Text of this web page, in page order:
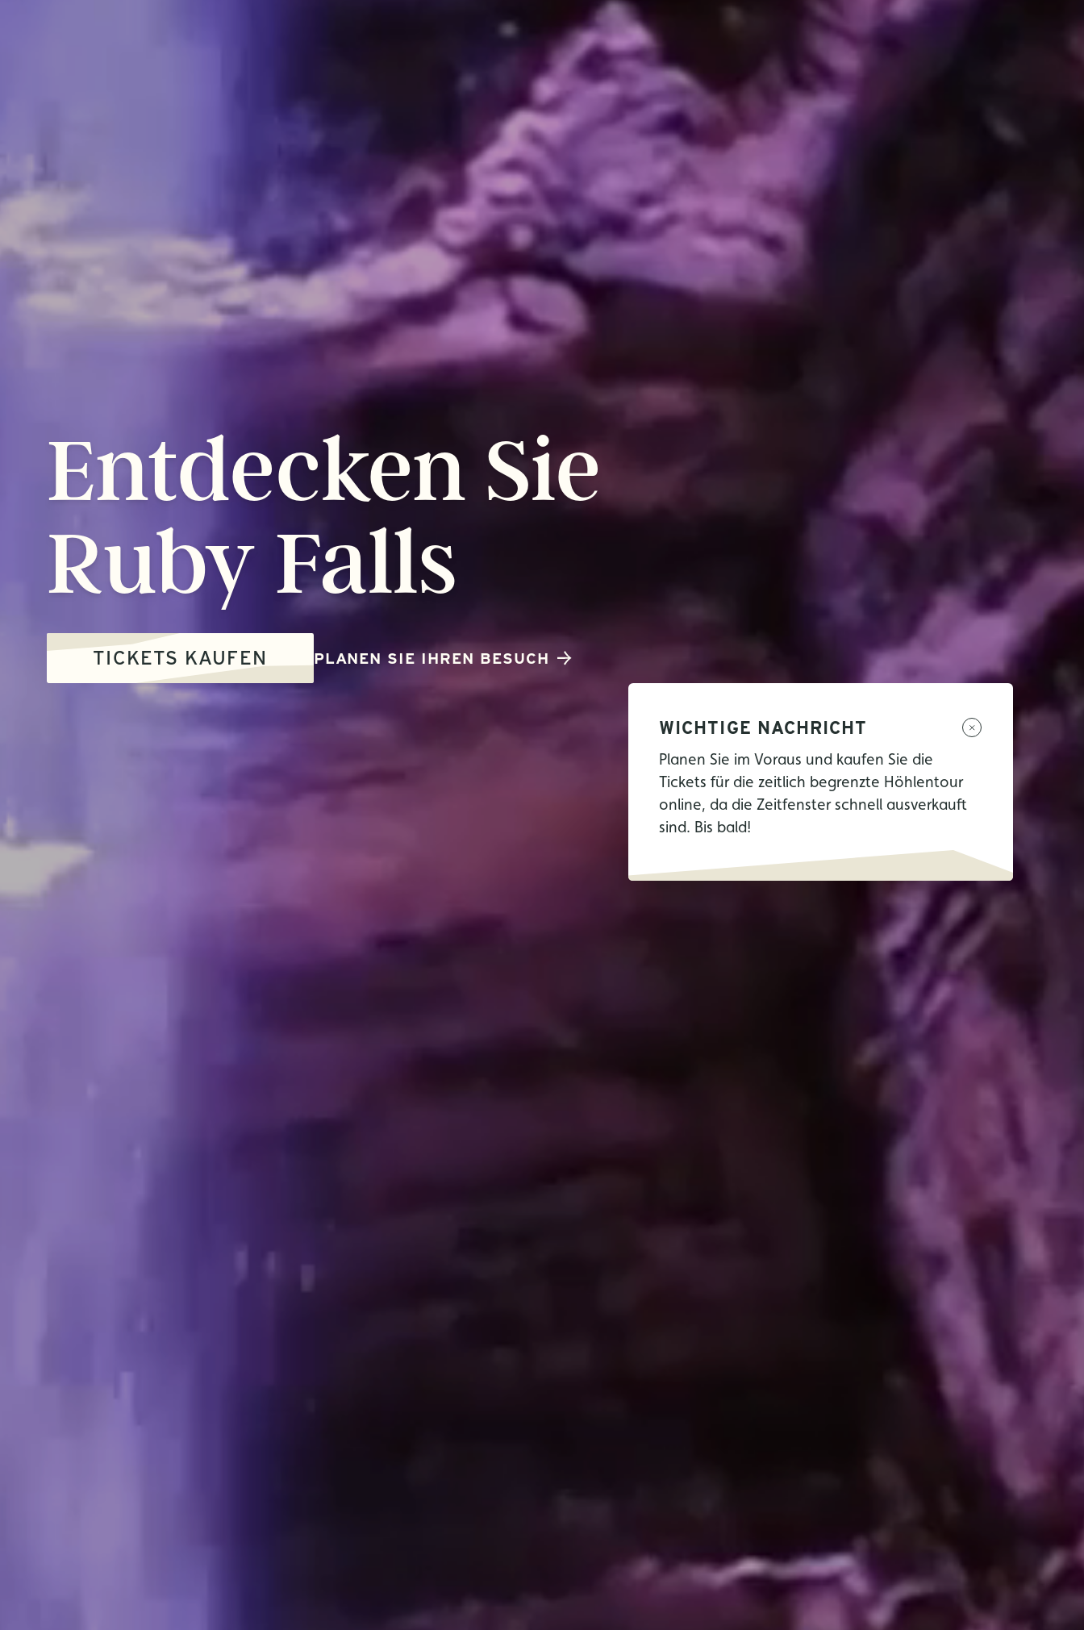
Entdecken Sie
Ruby Falls
TICKETS KAUFEN PLANEN SIE IHREN BESUCH
WICHTIGE NACHRICHT
Planen Sie im Voraus und kaufen Sie die
Tickets für die zeitlich begrenzte Höhlentour
online, da die Zeitfenster schnell ausverkauft
sind. Bis bald!